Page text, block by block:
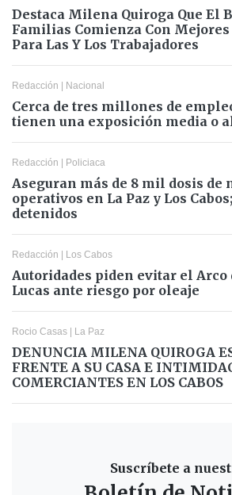
Destaca Milena Quiroga Que El
Familias Comienza Con
Para Las Y Los Trabajadores
Redacción | Nacional
Cerca de tres millones de
tienen una exposición media o
Redacción | Policiaca
Aseguran más de 8 mil dosis de
operativos en La Paz y Los
detenidos
Redacción | Los Cabos
Autoridades piden evitar el Arco
Lucas ante riesgo por oleaje
Rocio Casas | La Paz
DENUNCIA MILENA QUIROGA
FRENTE A SU CASA E
COMERCIANTES EN LOS CABOS
Suscríbete a